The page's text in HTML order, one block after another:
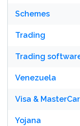
Schemes
Trading
Trading
Venezuela
Visa &
Yojana